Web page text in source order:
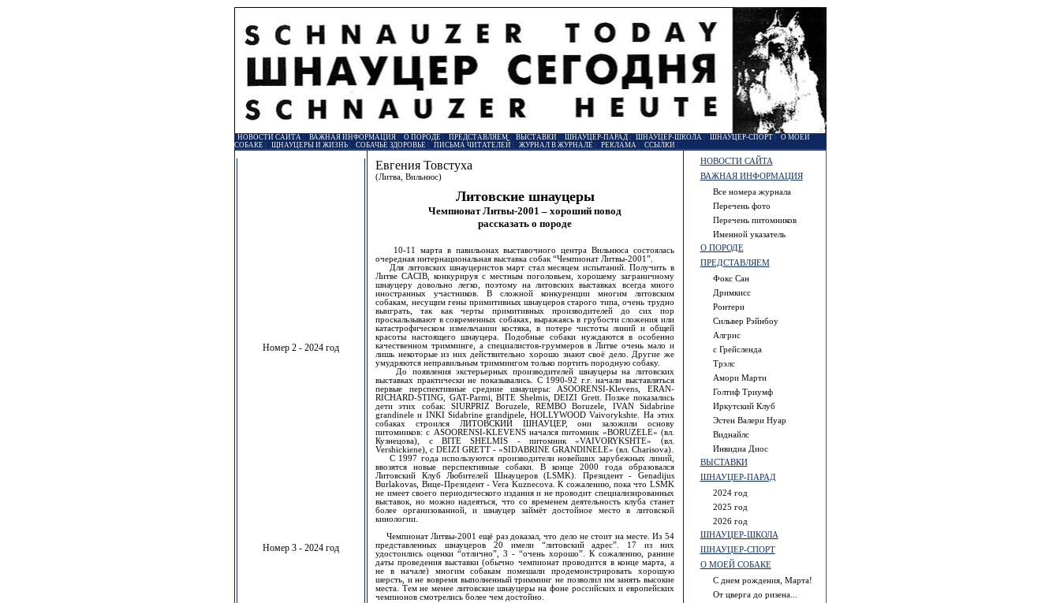
НОВОСТИ САЙТА| ВАЖНАЯ ИНФОРМАЦИЯ| О ПОРОДЕ ПРЕДСТАВЛЯЕМ| ВЫСТАВКИ ШНАУЦЕР-ПАРАД| ШНАУЦЕР-ШКОЛА| ШНАУЦЕР-СПОРТ|
О МОЕЙ
СОБАКЕ
ЩНАУЦЕРЫ И ЖИЗНЬ| СОБАЧЬЕ ЗДОРОВЬЕ ПИСЬМА ЧИТАТЕЛЕЙ ЖУРНАЛ В ЖУРНАЛЕ РЕКЛАМА| ССЫЛКИ
Номер 2 - 2024 год
Номер 3 - 2024 год
Евгения Товстуха
(Литва, Вильнюс)
Литовские шнауцеры
Чемпионат Литвы-2001 – хороший повод
рассказать о породе
10-11 марта в павильонах выставочного центра Вильнюса состоялась
очередная интернациональная выставка собак “Чемпионат Литвы-2001”.
Для литовских шнауцеристов март стал месяцем испытаний. Получить в
Литве CACIB, конкурируя с местным поголовьем, хорошему заграничному
шнауцеру довольно легко, поэтому на литовских выставках всегда много
иностранных участников. В сложной конкуренции многим литовским
собакам, несущим гены примитивных шнауцеров старого типа, очень трудно
выиграть, так как черты примитивных производителей до сих пор
проскальзывают в современных собаках, выражаясь в грубости сложения или
катастрофическом измельчании костяка, в потере чистоты линий и общей
красоты настоящего шнауцера. Подобные собаки нуждаются в особенно
качественном тримминге, а специалистов-груммеров в Литве очень мало и
лишь некоторые из них действительно хорошо знают своё дело. Другие же
умудряются неправильным триммингом только портить породную собаку.
До появления экстерьерных производителей шнауцеры на литовских
выставках практически не показывались. С 1990-92 г.г. начали выставляться
первые перспективные средние шнауцеры: ASOORENSI-Klevens, ERAN-
RICHARD-STING, GAT-Parmi, BITE Shelmis, DEIZI Grett. Позже показались
дети этих собак: SIURPRIZ Boruzele, REMBO Boruzele, IVAN Sidabrine
grandinele и INKI Sidabrine grandinele, HOLLYWOOD Vaivorykshte. На этих
собаках строился ЛИТОВСКИЙ ШНАУЦЕР, они заложили основу
питомников: с ASOORENSI-KLEVENS начался питомник «BORUZELE» (вл.
Кузнецова), с BITE SHELMIS - питомник «VAIVORYKSHTE» (вл.
Vershickiene), с DEIZI GRETT - «SIDABRINE GRANDINELE» (вл. Charisova).
С 1997 года используются производители новейших зарубежных линий,
ввозятся новые перспективные собаки. В конце 2000 года образовался
Литовский Клуб Любителей Шнауцеров (LSMK). Президент - Genadijus
Burlakovas, Вице-Президент - Vera Kuznecova. К сожалению, пока что LSMK
не имеет своего периодического издания и не проводит специализированных
выставок, но можно надеяться, что со временем деятельность клуба станет
более организованной, и шнауцер займёт достойное место в литовской
кинологии.
Чемпионат Литвы-2001 ещё раз доказал, что дело не стоит на месте. Из 54
представленных шнауцеров 20 имели “литовский адрес”. 17 из них
удостоились оценки “отлично”, 3 - “очень хорошо”. К сожалению, ранние
даты проведения выставки (обычно чемпионат проводится в конце марта, а
не в начале) многим собакам помешали продемонстрировать хорошую
шерсть, и не вовремя выполненный тримминг не позволил им занять высокие
места. Тем не менее литовские шнауцеры на фоне российских и европейских
чемпионов смотрелись более чем достойно.
НОВОСТИ САЙТА
ВАЖНАЯ ИНФОРМАЦИЯ
Все номера журнала
Перечень фото
Перечень питомников
Именной указатель
О ПОРОДЕ
ПРЕДСТАВЛЯЕМ
Фокс Сан
Дримкисс
Ронтери
Сильвер Рэйнбоу
Алгрис
с Грейсленда
Трэлс
Амори Марти
Голтиф Триумф
Иркутский Клуб
Эстен Валери Нуар
Виднайлс
Инвидиа Диос
ВЫСТАВКИ
ШНАУЦЕР-ПАРАД
2024 год
2025 год
2026 год
ШНАУЦЕР-ШКОЛА
ШНАУЦЕР-СПОРТ
О МОЕЙ СОБАКЕ
С днем рождения, Марта!
От цверга до ризена...